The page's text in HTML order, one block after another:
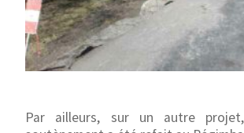
Par ailleurs, sur un autre